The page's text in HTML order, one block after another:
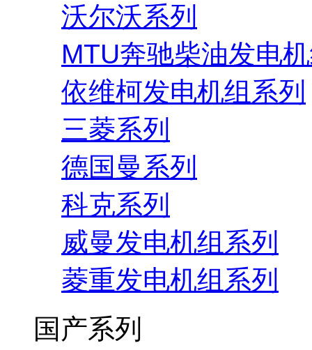
沃尔沃系列
MTU奔驰柴油发电
依维柯发电机组系列
三菱系列
德国曼系列
科克系列
威曼发电机组系列
菱重发电机组系列
国产系列